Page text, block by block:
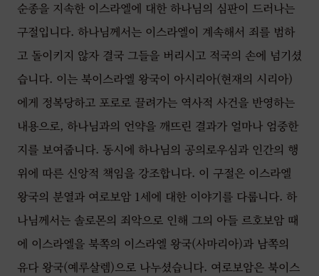
순종을 지속한 이스라엘에 대한 하나님의 심판이 드러나는
구절입니다. 하나님께서는 이스라엘이 계속해서 죄를 범하
고 돌이키지 않자 결국 그들을 버리시고 적국의 손에 넘기셨
습니다. 이는 북이스라엘 왕국이 아시리아(현재의 시리아)
에게 정복당하고 포로로 끌려가는 역사적 사건을 반영하는
내용으로, 하나님과의 언약을 깨뜨린 결과가 얼마나 엄중한
지를 보여줍니다. 동시에 하나님의 공의로우심과 인간의 행
위에 따른 신앙적 책임을 강조합니다. 이 구절은 이스라엘
왕국의 분열과 여로보암 1세에 대한 이야기를 다룹니다. 하
나님께서는 솔로몬의 죄악으로 인해 그의 아들 르호보암 때
에 이스라엘을 북쪽의 이스라엘 왕국(사마리아)과 남쪽의
유다 왕국(예루살렘)으로 나누셨습니다. 여로보암은 북이스